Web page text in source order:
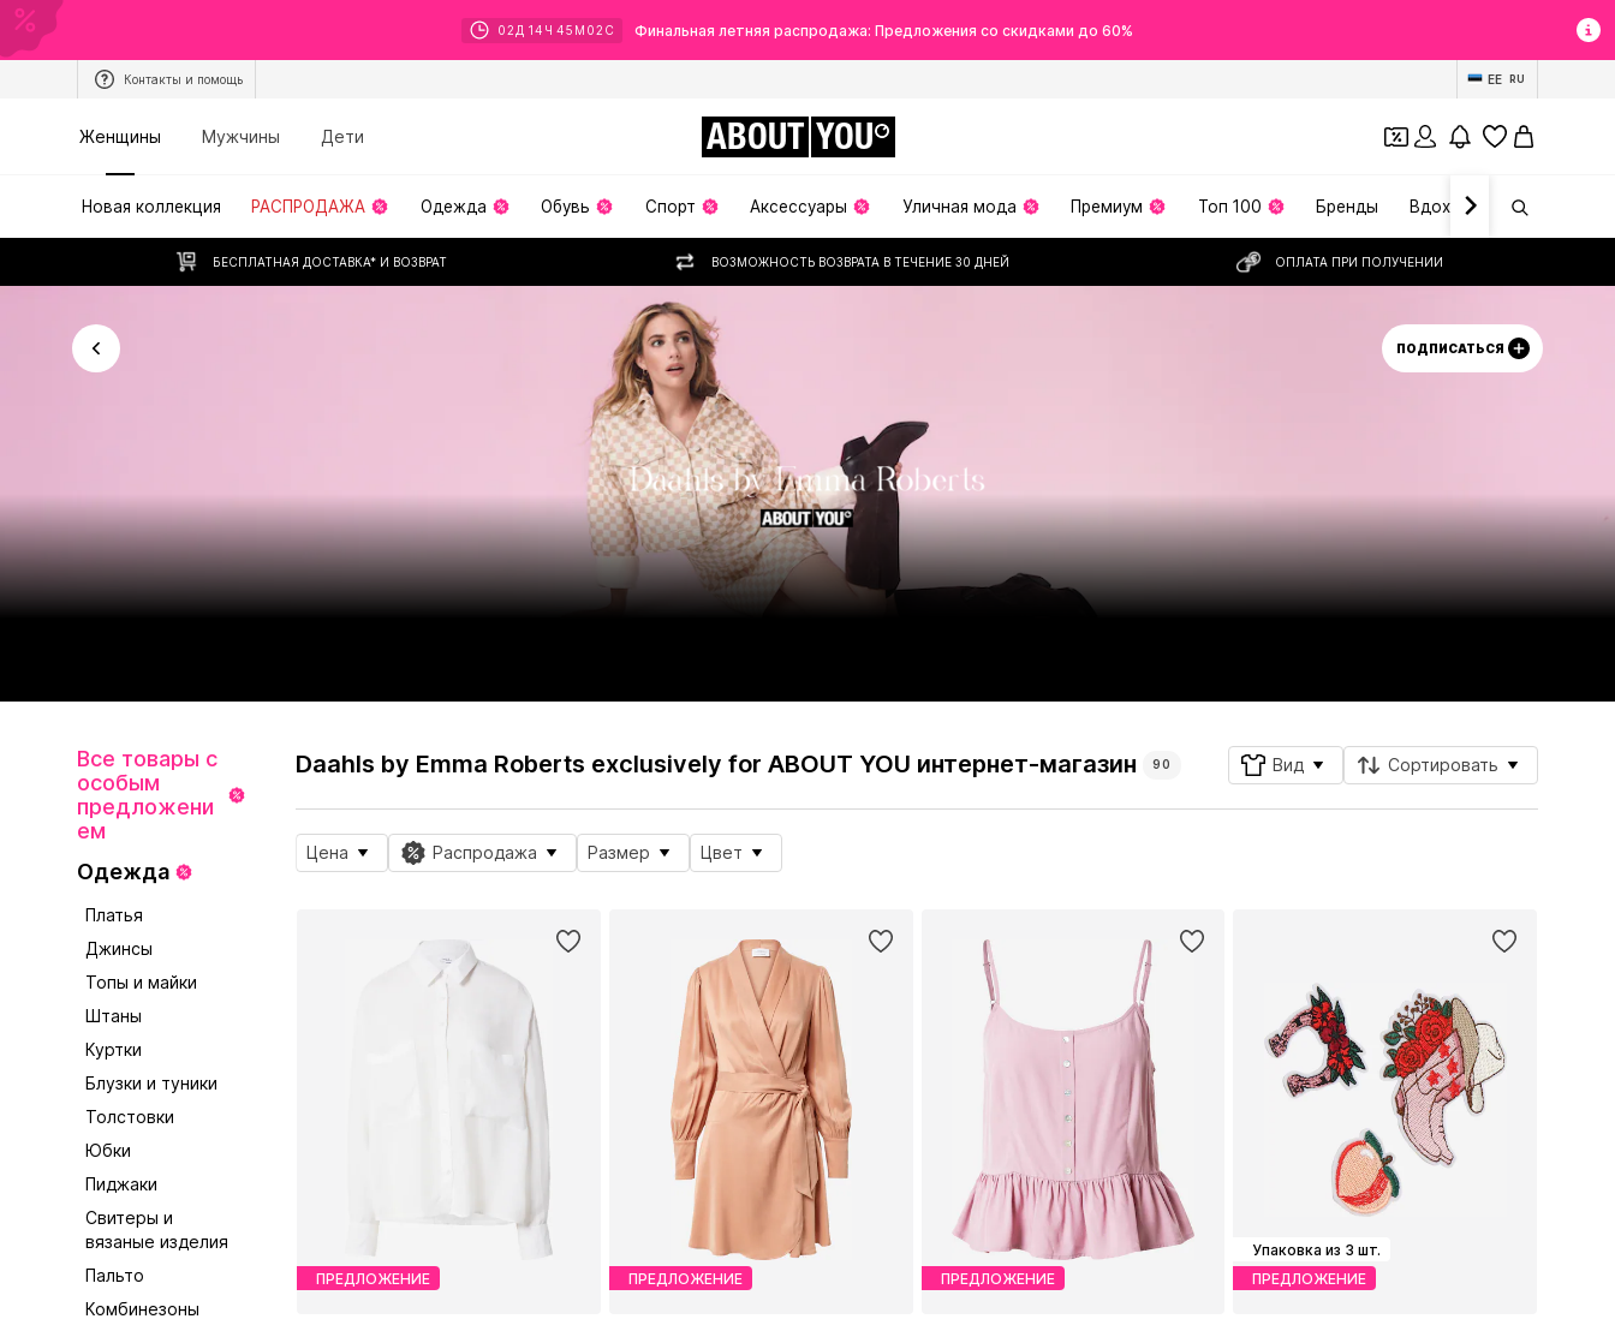
02 Д 14 Ч 44 М 59 С Финальная летняя распродажа: Предложения со скидками до 60%
Контакты и помощь EE RU
Женщины Мужчины Дети ABOUT YOU
Новая коллекция РАСПРОДАЖА Одежда Обувь Спорт Аксессуары Уличная мода Премиум Топ 100 Бренды Вдохновение
БЕСПЛАТНАЯ ДОСТАВКА* И ВОЗВРАТ ВОЗМОЖНОСТЬ ВОЗВРАТА В ТЕЧЕНИЕ 30 ДНЕЙ ОПЛАТА ПРИ ПОЛУЧЕНИИ
ПОДПИСАТЬСЯ
Все товары с
особым
предложени
ем
Одежда
Платья
Джинсы
Топы и майки
Штаны
Куртки
Блузки и туники
Толстовки
Юбки
Пиджаки
Свитеры и
вязаные изделия
Пальто
Комбинезоны
Daahls by Emma Roberts exclusively for ABOUT YOU интернет-магазин 90 Вид Сортировать
Цена Распродажа Размер Цвет
ПРЕДЛОЖЕНИЕ ПРЕДЛОЖЕНИЕ ПРЕДЛОЖЕНИЕ
Упаковка из 3 шт.
ПРЕДЛОЖЕНИЕ